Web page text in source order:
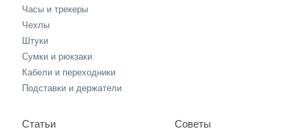
Часы и трекеры
Чехлы
Штуки
Сумки и рюкзаки
Кабели и переходники
Подставки и держатели
Статьи
Советы